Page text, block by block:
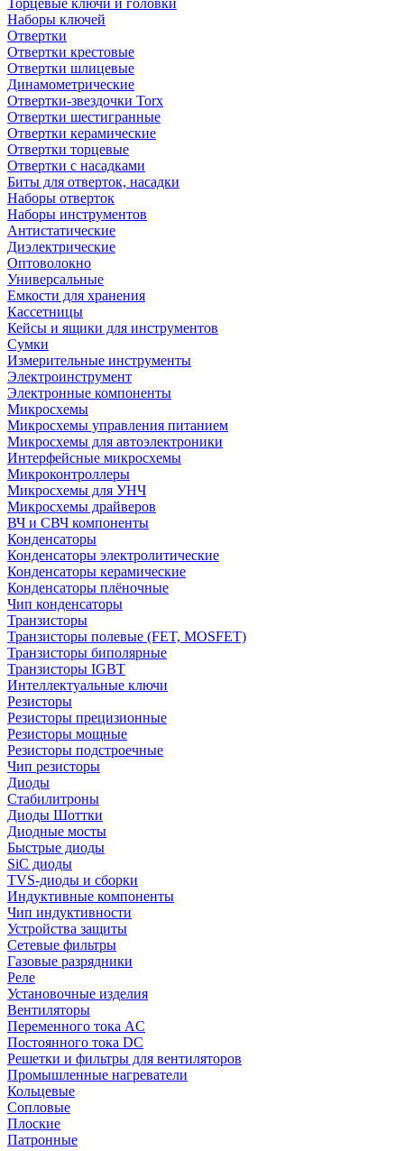
Торцевые ключи и головки
Наборы ключей
Отвертки
Отвертки крестовые
Отвертки шлицевые
Динамометрические
Отвертки-звездочки Torx
Отвертки шестигранные
Отвертки керамические
Отвертки торцевые
Отвертки с насадками
Биты для отверток, насадки
Наборы отверток
Наборы инструментов
Антистатические
Диэлектрические
Оптоволокно
Универсальные
Емкости для хранения
Кассетницы
Кейсы и ящики для инструментов
Сумки
Измерительные инструменты
Электроинструмент
Электронные компоненты
Микросхемы
Микросхемы управления питанием
Микросхемы для автоэлектроники
Интерфейсные микросхемы
Микроконтроллеры
Микросхемы для УНЧ
Микросхемы драйверов
ВЧ и СВЧ компоненты
Конденсаторы
Конденсаторы электролитические
Конденсаторы керамические
Конденсаторы плёночные
Чип конденсаторы
Транзисторы
Транзисторы полевые (FET, MOSFET)
Транзисторы биполярные
Транзисторы IGBT
Интеллектуальные ключи
Резисторы
Резисторы прецизионные
Резисторы мощные
Резисторы подстроечные
Чип резисторы
Диоды
Стабилитроны
Диоды Шоттки
Диодные мосты
Быстрые диоды
SiC диоды
TVS-диоды и сборки
Индуктивные компоненты
Чип индуктивности
Устройства защиты
Сетевые фильтры
Газовые разрядники
Реле
Установочные изделия
Вентиляторы
Переменного тока AC
Постоянного тока DC
Решетки и фильтры для вентиляторов
Промышленные нагреватели
Кольцевые
Сопловые
Плоские
Патронные